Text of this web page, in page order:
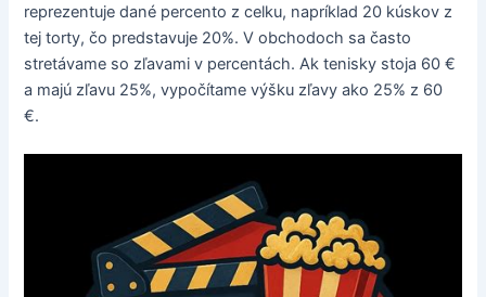
reprezentuje dané percento z celku, napríklad 20 kúskov z
tej torty, čo predstavuje 20%. V obchodoch sa často
stretávame so zľavami v percentách. Ak tenisky stoja 60 €
a majú zľavu 25%, vypočítame výšku zľavy ako 25% z 60
€.